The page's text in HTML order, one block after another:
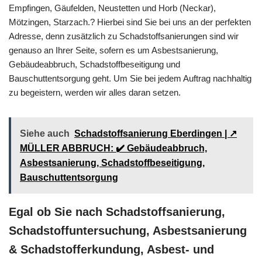
Empfingen, Gäufelden, Neustetten und Horb (Neckar),
Mötzingen, Starzach.? Hierbei sind Sie bei uns an der perfekten
Adresse, denn zusätzlich zu Schadstoffsanierungen sind wir
genauso an Ihrer Seite, sofern es um Asbestsanierung,
Gebäudeabbruch, Schadstoffbeseitigung und
Bauschuttentsorgung geht. Um Sie bei jedem Auftrag nachhaltig
zu begeistern, werden wir alles daran setzen.
Siehe auch Schadstoffsanierung Eberdingen | ↗️
MÜLLER ABBRUCH: ✔️ Gebäudeabbruch,
Asbestsanierung, Schadstoffbeseitigung,
Bauschuttentsorgung
Egal ob Sie nach Schadstoffsanierung,
Schadstoffuntersuchung, Asbestsanierung
& Schadstofferkundung, Asbest- und